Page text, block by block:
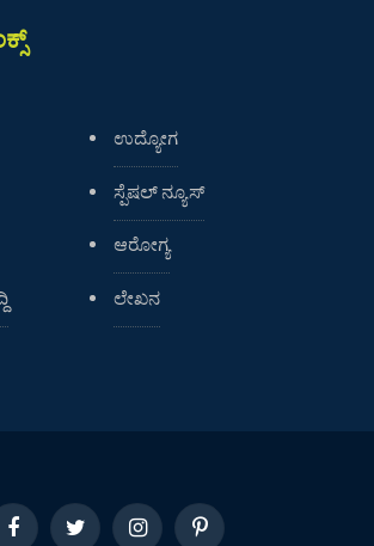
ಉದ್ಯೋಗ
ಸ್ಪೆಷಲ್ ನ್ಯೂಸ್
ಆರೋಗ್ಯ
ಲೇಖನ
FacebookTwitter InstagramPinterest